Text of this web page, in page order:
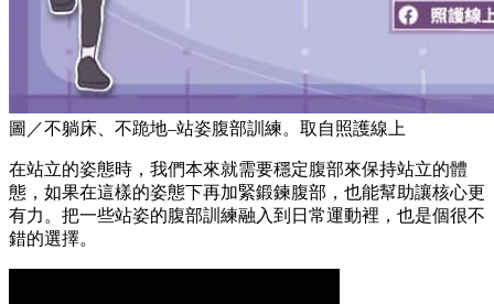
圖／不躺床、不跪地–站姿腹部訓練。取自照護線上
在站立的姿態時，我們本來就需要穩定腹部來保持站立的體
態，如果在這樣的姿態下再加緊鍛鍊腹部，也能幫助讓核心更
有力。把一些站姿的腹部訓練融入到日常運動裡，也是個很不
錯的選擇。